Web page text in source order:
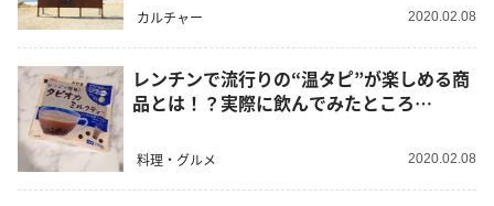
カルチャー 2020.02.08
レンチンで流行りの“温タピ”が楽しめる商
品とは！？実際に飲んでみたところ…
料理・グルメ 2020.02.08